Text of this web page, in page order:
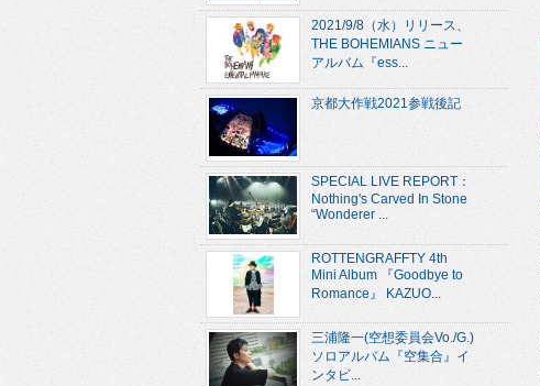
2021/9/8（水）リリース、
THE BOHEMIANS ニュー
アルバム『ess...
京都大作戦2021参戦後記
SPECIAL LIVE REPORT：
Nothing's Carved In Stone
“Wonderer ...
ROTTENGRAFFTY 4th
Mini Album 『Goodbye to
Romance』 KAZUO...
三浦隆一(空想委員会Vo./G.)
ソロアルバム『空集合』イ
ンタビ...